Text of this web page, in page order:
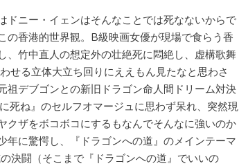
ドニー・イェンはそんなことでは死なないからで
の香港的世界観。B級映画女優が現場で食らう香
、竹中直人の想定外の壮絶死に悶絶し、虚構歌舞
せる立体大立ち回りにええもん見たなと思わさ
祖デブゴンとの新旧ドラゴン命人間ドリーム対決
死ね』のセルフオマージュに思わず呆れ、突然現
クザをボコボコにするもなんでそんなに強いのか
年に驚愕し、『ドラゴンへの道』のメインテーマ
決闘（そこまで『ドラゴンへの道』でいいの